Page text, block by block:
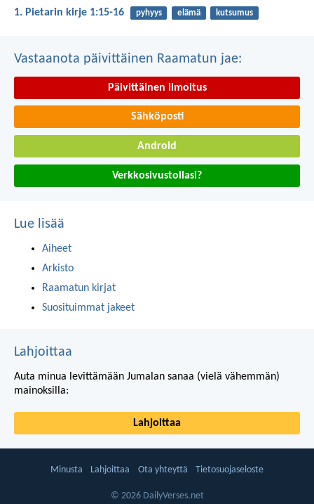
1. Pietarin kirje 1:15-16 pyhyys elämä kutsumus
Vastaanota päivittäinen Raamatun jae:
Päivittäinen ilmoitus
Sähköposti
Android
Verkkosivustollasi?
Lue lisää
Aiheet
Arkisto
Raamatun kirjat
Suosituimmat jakeet
Lahjoittaa
Auta minua levittämään Jumalan sanaa (vielä vähemmän)
mainoksilla:
Lahjoittaa
Minusta Lahjoittaa Ota yhteyttä Tietosuojaseloste
© 2026 DailyVerses.net